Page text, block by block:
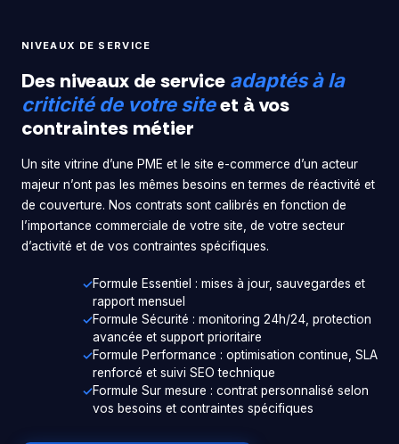
NIVEAUX DE SERVICE
Des niveaux de service adaptés à la
criticité de votre siteet à vos
contraintes métier
Un site vitrine d’une PME et le site e-commerce d’un acteur
majeur n’ont pas les mêmes besoins en termes de réactivité et
de couverture. Nos contrats sont calibrés en fonction de
l’importance commerciale de votre site, de votre secteur
d’activité et de vos contraintes spécifiques.
Formule Essentiel : mises à jour, sauvegardes et
rapport mensuel
Formule Sécurité : monitoring 24h/24, protection
avancée et support prioritaire
Formule Performance : optimisation continue, SLA
renforcé et suivi SEO technique
Formule Sur mesure : contrat personnalisé selon
vos besoins et contraintes spécifiques